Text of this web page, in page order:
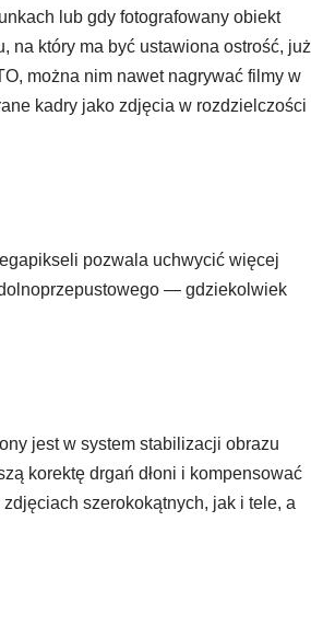
lub gdy fotografowany obiekt
na który ma być ustawiona ostrość, już
można nim nawet nagrywać filmy w
kadry jako zdjęcia w rozdzielczości
pozwala uchwycić więcej
— gdziekolwiek
jest w system stabilizacji obrazu
korektę drgań dłoni i kompensować
szerokokątnych, jak i tele, a